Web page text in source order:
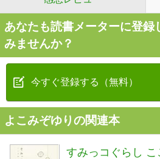
あなたも読書メーターに登録
みませんか？
今すぐ登録する（無料）
よこみぞゆりの関連本
すみっコぐらし